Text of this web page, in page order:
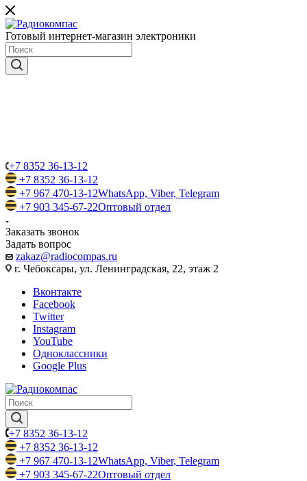
Готовый интернет-магазин электроники
+7 8352 36-13-12
+7 8352 36-13-12
+7 967 470-13-12WhatsApp, Viber, Telegram
+7 903 345-67-22Оптовый отдел
Заказать звонок
Задать вопрос
zakaz@radiocompas.ru
г. Чебоксары, ул. Ленинградская, 22, этаж 2
Вконтакте
Facebook
Twitter
Instagram
YouTube
Одноклассники
Google Plus
+7 8352 36-13-12
+7 8352 36-13-12
+7 967 470-13-12WhatsApp, Viber, Telegram
+7 903 345-67-22Оптовый отдел